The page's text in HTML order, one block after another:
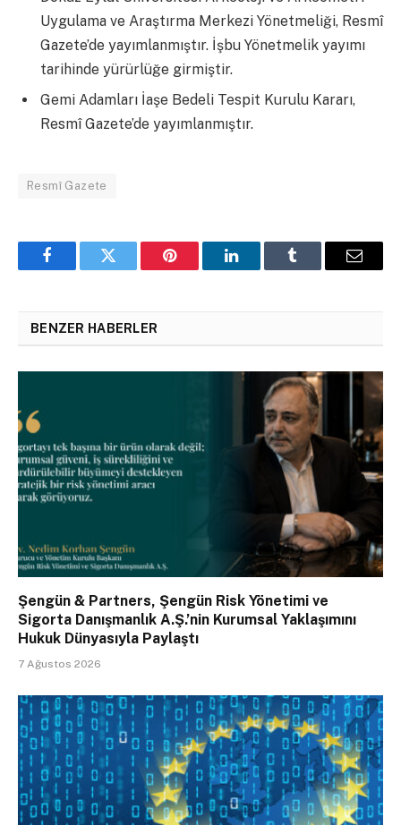
Uygulama ve Araştırma Merkezi Yönetmeliği, Resmî
Gazete’de yayımlanmıştır. İşbu Yönetmelik yayımı
tarihinde yürürlüğe girmiştir.
Gemi Adamları İaşe Bedeli Tespit Kurulu Kararı,
Resmî Gazete’de yayımlanmıştır.
Resmî Gazete
FacebookTwitter Pinterest LinkedInTumblr Email
BENZER HABERLER
Şengün & Partners, Şengün Risk Yönetimi ve
Sigorta Danışmanlık A.Ş.’nin Kurumsal Yaklaşımını
Hukuk Dünyasıyla Paylaştı
7 Ağustos 2026